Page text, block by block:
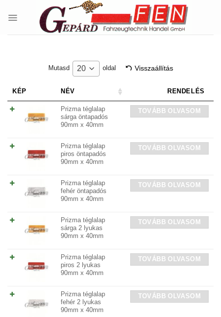
Mutasd 20 oldal Visszaállítás
KÉP NÉV RENDELÉS
Prizma téglalap
sárga öntapadós
90mm x 40mm
TOVÁBB OLVASOM
Prizma téglalap
piros öntapadós
90mm x 40mm
TOVÁBB OLVASOM
Prizma téglalap
fehér öntapadós
90mm x 40mm
TOVÁBB OLVASOM
Prizma téglalap
sárga 2 lyukas
90mm x 40mm
TOVÁBB OLVASOM
Prizma téglalap
piros 2 lyukas
90mm x 40mm
TOVÁBB OLVASOM
Prizma téglalap
fehér 2 lyukas
90mm x 40mm
TOVÁBB OLVASOM